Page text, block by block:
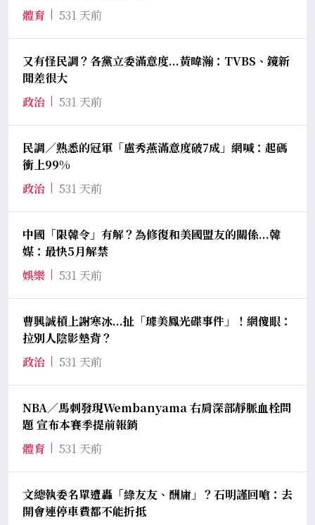
體育
531 天前
又有怪民調？各黨立委滿意度...黃暐瀚：TVBS、鏡新
聞差很大
政治
531 天前
民調／熟悉的冠軍「盧秀燕滿意度破7成」網喊：起碼
衝上99%
政治
531 天前
中國「限韓令」有解？為修復和美國盟友的關係...韓
媒：最快5月解禁
娛樂
531 天前
曹興誠槓上謝寒冰...扯「璩美鳳光碟事件」！網傻眼：
拉別人陰影墊背？
政治
531 天前
NBA／馬刺發現Wembanyama 右肩深部靜脈血栓問
題 宣布本賽季提前報銷
體育
531 天前
文總執委名單遭轟「綠友友、酬庸」？石明謹回嗆：去
開會連停車費都不能折抵